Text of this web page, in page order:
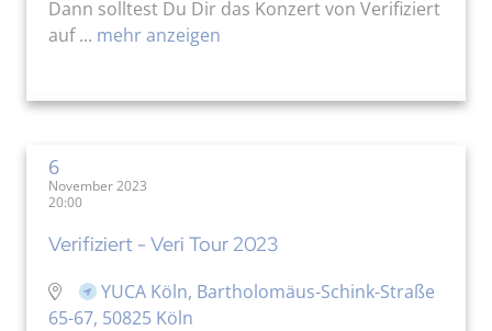
Dann solltest Du Dir das Konzert von Verifiziert
auf ... mehr anzeigen
6
November 2023
20:00
Verifiziert - Veri Tour 2023
YUCA Köln, Bartholomäus-Schink-Straße
65-67, 50825 Köln